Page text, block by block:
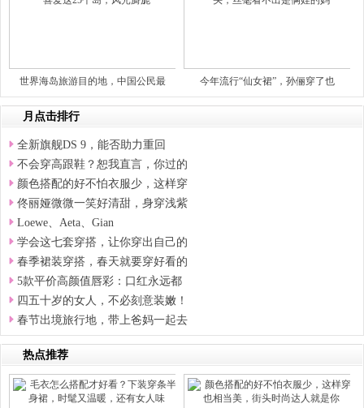
世界海岛旅游目的地，中国公民最 今年流行“仙女裙”，孙俪穿了也
月点击排行
全新旗舰DS 9，能否助力重回
不会穿高跟鞋？恕我直言，你过的
颜色搭配的好不怕衣服少，这样穿
佟丽娅微微一笑好清甜，身穿浅紫
Loewe、Aeta、Gian
学会这七套穿搭，让你穿出自己的
春季裙装穿搭，春天就要穿好看的
5款平价高颜值唇彩：口红永远都
四五十岁的女人，不必刻意装嫩！
春节出境旅行地，带上爸妈一起去
热点推荐